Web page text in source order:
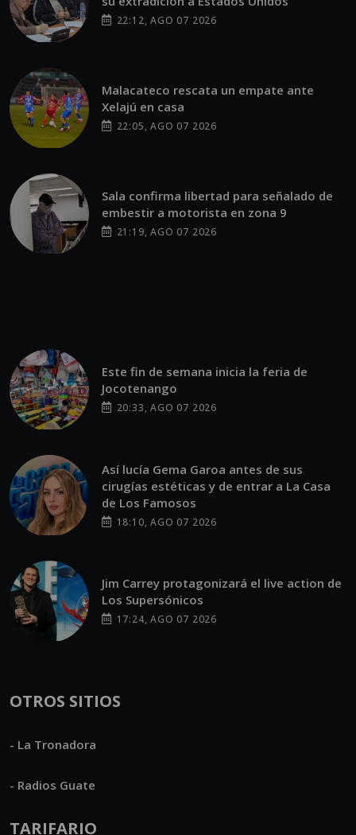
22:12, AGO 07 2026
Malacateco rescata un empate ante
Xelajú en casa
22:05, AGO 07 2026
Sala confirma libertad para señalado de
embestir a motorista en zona 9
21:19, AGO 07 2026
Este fin de semana inicia la feria de
Jocotenango
20:33, AGO 07 2026
Así lucía Gema Garoa antes de sus
cirugías estéticas y de entrar a La Casa
de Los Famosos
18:10, AGO 07 2026
Jim Carrey protagonizará el live action de
Los Supersónicos
17:24, AGO 07 2026
OTROS SITIOS
- La Tronadora
- Radios Guate
TARIFARIO